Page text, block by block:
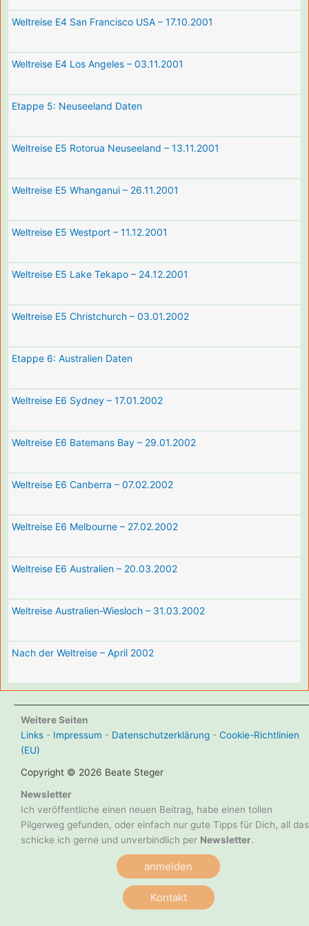
Weltreise E4 San Francisco USA – 17.10.2001
Weltreise E4 Los Angeles – 03.11.2001
Etappe 5: Neuseeland Daten
Weltreise E5 Rotorua Neuseeland – 13.11.2001
Weltreise E5 Whanganui – 26.11.2001
Weltreise E5 Westport – 11.12.2001
Weltreise E5 Lake Tekapo – 24.12.2001
Weltreise E5 Christchurch – 03.01.2002
Etappe 6: Australien Daten
Weltreise E6 Sydney – 17.01.2002
Weltreise E6 Batemans Bay – 29.01.2002
Weltreise E6 Canberra – 07.02.2002
Weltreise E6 Melbourne – 27.02.2002
Weltreise E6 Australien – 20.03.2002
Weltreise Australien-Wiesloch – 31.03.2002
Nach der Weltreise – April 2002
Weitere Seiten
Links - Impressum - Datenschutzerklärung - Cookie-Richtlinien
(EU)
Copyright © 2026 Beate Steger
Newsletter
Ich veröffentliche einen neuen Beitrag, habe einen tollen
Pilgerweg gefunden, oder einfach nur gute Tipps für Dich, all das
schicke ich gerne und unverbindlich per Newsletter.
anmelden
Kontakt